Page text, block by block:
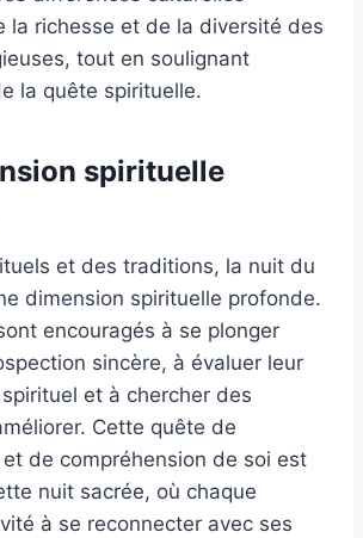
la richesse et de la diversité des
tout en soulignant
la quête spirituelle.
spirituelle
et des traditions, la nuit du
dimension spirituelle profonde.
encouragés à se plonger
sincère, à évaluer leur
et à chercher des
Cette quête de
de compréhension de soi est
nuit sacrée, où chaque
à se reconnecter avec ses